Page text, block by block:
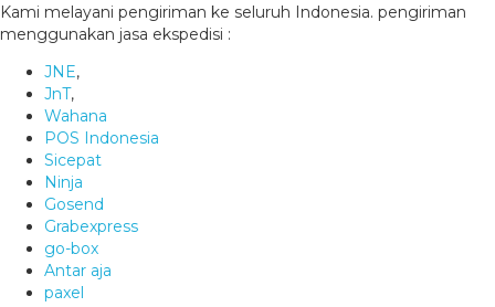
Kami melayani pengiriman ke seluruh Indonesia. pengiriman
menggunakan jasa ekspedisi :
JNE,
JnT,
Wahana
POS Indonesia
Sicepat
Ninja
Gosend
Grabexpress
go-box
Antar aja
paxel